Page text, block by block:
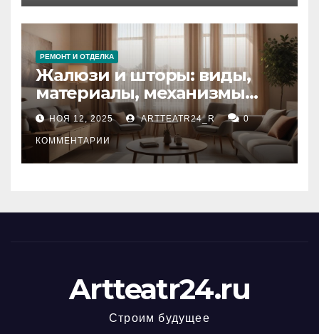
РЕМОНТ И ОТДЕЛКА
Жалюзи и шторы: виды,
материалы, механизмы
управления и уход
НОЯ 12, 2025 ARTTEATR24_R 0
КОММЕНТАРИИ
Artteatr24.ru
Строим будущее